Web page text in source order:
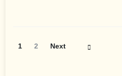
Posts
Page
1 Page
2 Next